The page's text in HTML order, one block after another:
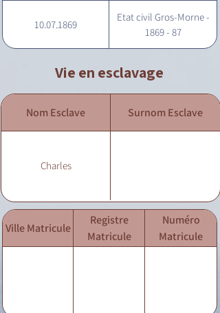
10.07.1869
Etat civil Gros-Morne -
1869 - 87
Vie en esclavage
Nom Esclave Surnom Esclave
Charles
Ville Matricule
Registre
Matricule
Numéro
Matricule